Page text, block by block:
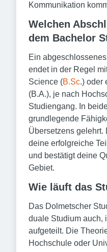
Kommunikation
Welchen
dem Bachelor
Ein
endet in der Regel
Science (B.Sc.) oder
(B.A.), je nach
Studiengang. In
grundlegende
Übersetzens gelehrt.
deine erfolgreiche
und bestätigt deine
Gebiet.
Wie läuft das
Das Dolmetscher
duale Studium auch,
aufgeteilt. Die
Hochschule oder